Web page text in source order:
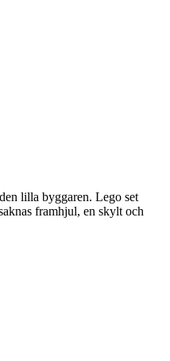
lilla byggaren. Lego set
framhjul, en skylt och